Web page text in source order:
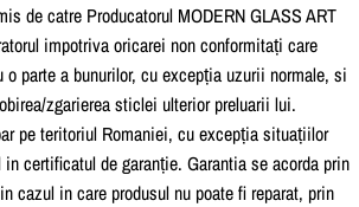
de catre Producatorul MODERN GLASS ART
impotriva oricarei non conformitati care
parte a bunurilor, cu exceptia uzurii normale, si
zgarierea sticlei ulterior preluarii lui.
pe teritoriul Romaniei, cu exceptia situatiilor
in certificatul de garantie. Garantia se acorda prin
cazul in care produsul nu poate fi reparat, prin